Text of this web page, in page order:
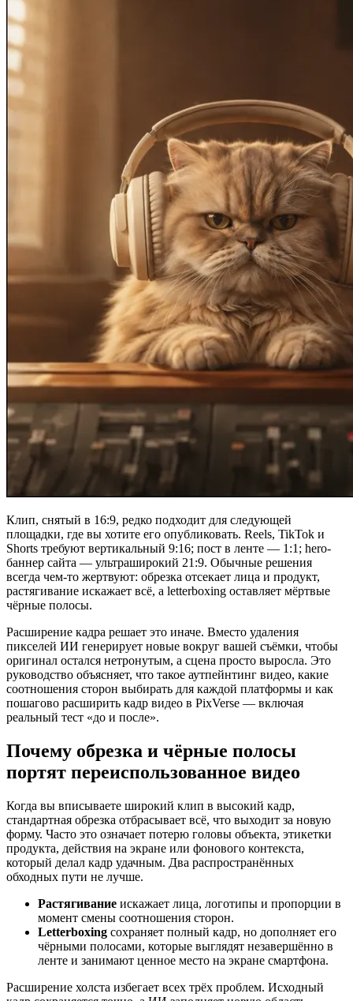
Клип, снятый в 16:9, редко подходит для следующей
площадки, где вы хотите его опубликовать. Reels, TikTok и
Shorts требуют вертикальный 9:16; пост в ленте — 1:1; hero-
баннер сайта — ультраширокий 21:9. Обычные решения
всегда чем-то жертвуют: обрезка отсекает лица и продукт,
растягивание искажает всё, а letterboxing оставляет мёртвые
чёрные полосы.
Расширение кадра решает это иначе. Вместо удаления
пикселей ИИ генерирует новые вокруг вашей съёмки, чтобы
оригинал остался нетронутым, а сцена просто выросла. Это
руководство объясняет, что такое аутпейнтинг видео, какие
соотношения сторон выбирать для каждой платформы и как
пошагово расширить кадр видео в PixVerse — включая
реальный тест «до и после».
Почему обрезка и чёрные полосы
портят переиспользованное видео
Когда вы вписываете широкий клип в высокий кадр,
стандартная обрезка отбрасывает всё, что выходит за новую
форму. Часто это означает потерю головы объекта, этикетки
продукта, действия на экране или фонового контекста,
который делал кадр удачным. Два распространённых
обходных пути не лучше.
Растягивание искажает лица, логотипы и пропорции в
момент смены соотношения сторон.
Letterboxing сохраняет полный кадр, но дополняет его
чёрными полосами, которые выглядят незавершённо в
ленте и занимают ценное место на экране смартфона.
Расширение холста избегает всех трёх проблем. Исходный